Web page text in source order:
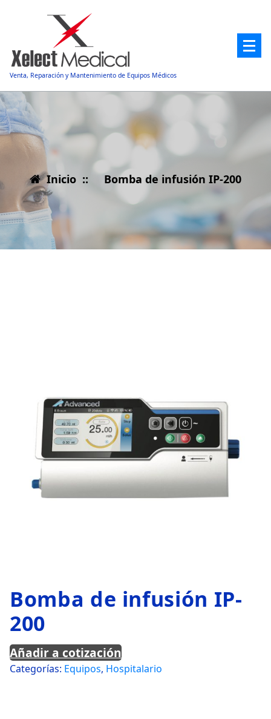
Venta, Reparación y Mantenimiento de Equipos Médicos
Inicio :: Bomba de infusión IP-200
Bomba de infusión IP-
200
Añadir a cotización
Categorías: Equipos, Hospitalario